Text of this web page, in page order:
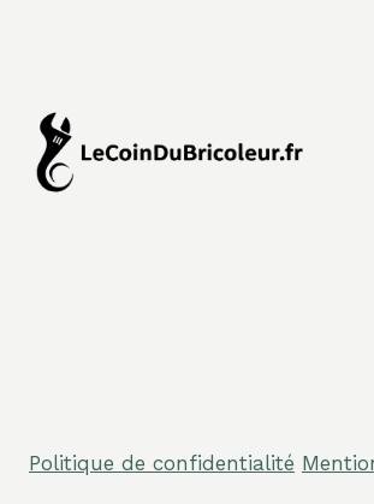
Politique de confidentialité